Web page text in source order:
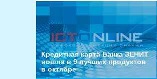
Кредитная карта Банка ЗЕНИТ
вошла в 9 лучших продуктов
в октябре